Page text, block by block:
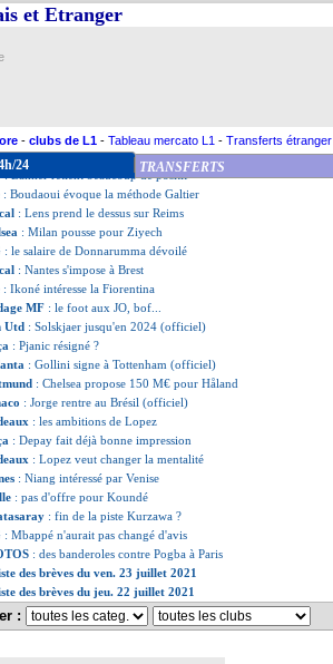
et Etranger
- clubs de L1 - Tableau mercato L1 - Transferts étranger
24 TRANSFERTS
: Nice rechute face à l'Union Berlin
: l'Atalanta va faire une offre pour Boga
: une nouvelle option pour Benedetto
: Mourinho, Rui Patricio réalise un rêve
: une nouvelle piste pour Andersen
: Bakker retient beaucoup de positif
: Boudaoui évoque la méthode Galtier
: Lens prend le dessus sur Reims
: Milan pousse pour Ziyech
: le salaire de Donnarumma dévoilé
: Nantes s'impose à Brest
: Ikoné intéresse la Fiorentina
MF : le foot aux JO, bof...
Utd : Solskjaer jusqu'en 2024 (officiel)
: Pjanic résigné ?
: Gollini signe à Tottenham (officiel)
: Chelsea propose 150 M€ pour Håland
: Jorge rentre au Brésil (officiel)
: les ambitions de Lopez
: Depay fait déjà bonne impression
: Lopez veut changer la mentalité
: Niang intéressé par Venise
: pas d'offre pour Koundé
: fin de la piste Kurzawa ?
: Mbappé n'aurait pas changé d'avis
: des banderoles contre Pogba à Paris
des brèves du ven. 23 juillet 2021
des brèves du jeu. 22 juillet 2021
: